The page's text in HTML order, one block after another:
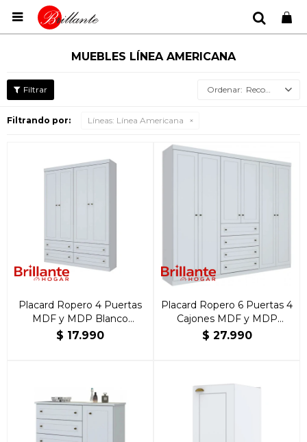

MUEBLES LÍNEA AMERICANA
Recomendados
Filtrando por: Líneas: Línea Americana
Placard Ropero 4 Puertas
MDF y MDP Blanco
Americano
$ 17.990
Placard Ropero 6 Puertas 4
Cajones MDF y MDP
Blanco Americano
$ 27.990